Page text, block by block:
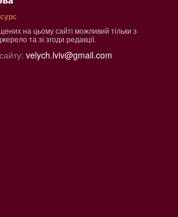
на цьому сайті можливий тільки з
та зі згоди редакції.
velych.lviv@gmail.com